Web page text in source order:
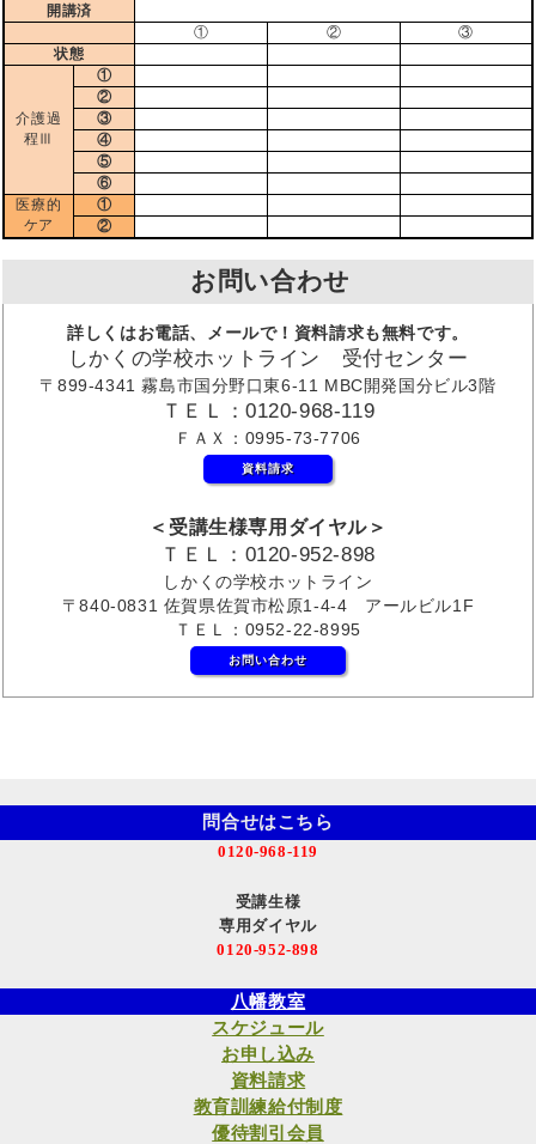
開講済
① ②
③
状態
介護過
程Ⅲ
①
②
③
④
⑤
⑥
医療的
ケア
①
②
お問い合わせ
詳しくはお電話、メールで！資料請求も無料です。
しかくの学校ホットライン 受付センター
〒899-4341 霧島市国分野口東6-11 MBC開発国分ビル3階
ＴＥＬ：0120-968-119
ＦＡＸ：0995-73-7706
資料請求
＜受講生様専用ダイヤル＞
ＴＥＬ：0120-952-898
しかくの学校ホットライン
〒840-0831 佐賀県佐賀市松原1-4-4 アールビル1F
ＴＥＬ：0952-22-8995
お問い合わせ
問合せはこちら
0120-968-119
受講生様
専用ダイヤル
0120-952-898
八幡教室
スケジュール
お申し込み
資料請求
教育訓練給付制度
優待割引会員